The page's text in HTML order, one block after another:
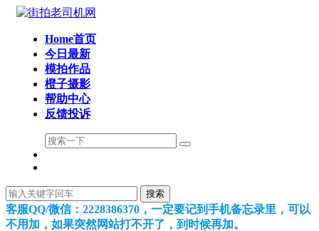
Home首页
今日最新
模拍作品
橙子摄影
帮助中心
反馈投诉
搜索
客服QQ/微信：2228386370，一定要记到手机备忘录里，可以
不用加，如果突然网站打不开了，到时候再加。